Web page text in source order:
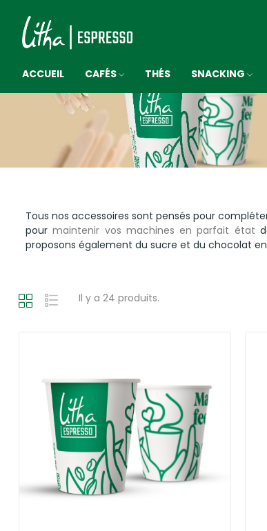
ACCUEIL CAFÉS THÉS SNACKING
Tous nos accessoires sont pensés pour
pourmaintenir vos machines en parfait état
proposons également du sucre et du chocolat
Il y a 24 produits.